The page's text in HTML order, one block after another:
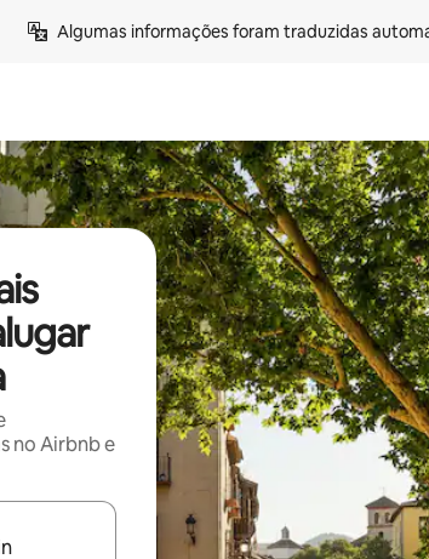
Algumas informações foram traduzidas
no Airbnb e
explore-os usando as seta para cima e para